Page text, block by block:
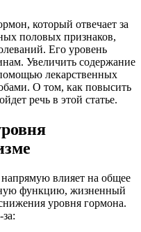
который отвечает за
половых признаков,
Его уровень
Увеличить содержание
лекарственных
О том, как повысить
речь в этой статье.
влияет на общее
функцию, жизненный
уровня гормона.